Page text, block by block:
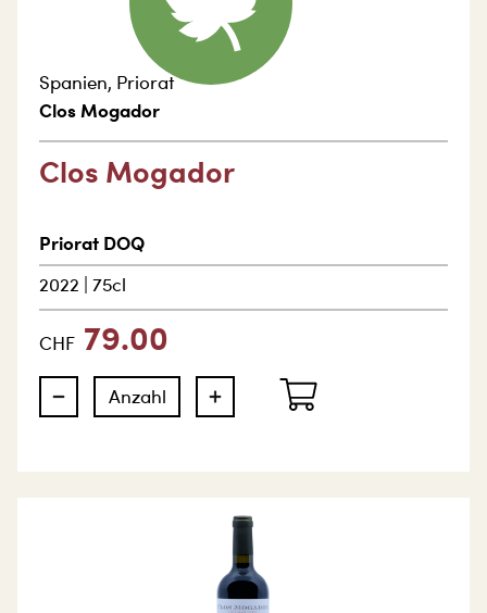
Spanien, Priorat
Clos Mogador
Clos Mogador
Priorat DOQ
2022 75cl
CHF 79.00